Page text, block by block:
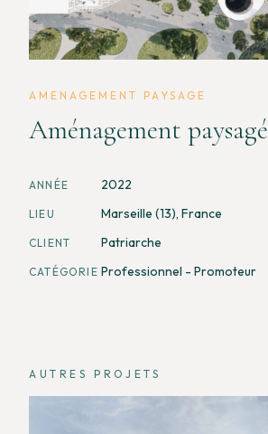
AMENAGEMENT PAYSAGE
Aménagement paysagé
ANNÉE 2022
LIEU Marseille (13), France
CLIENT Patriarche
CATÉGORIE Professionnel - Promoteur
AUTRES PROJETS